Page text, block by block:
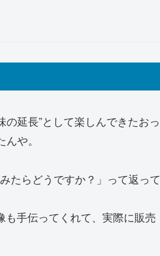
延長”として楽しんできたおっ
や。
たらどうですか？」って返って
手伝ってくれて、実際に販売